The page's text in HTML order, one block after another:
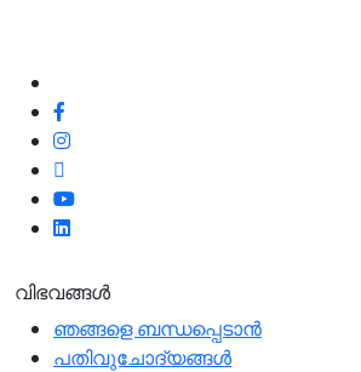
വിഭവങ്ങൾ
ഞങ്ങളെ ബന്ധപ്പെടാന്‍
പതിവുചോദ്യങ്ങൾ